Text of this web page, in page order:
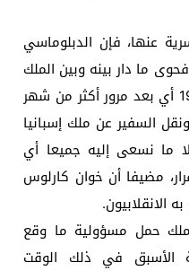
عنها، فإن الدبلوماسي
ما دار بينه وبين الملك
خوان كارلوس يوم 28 مارس 1981 أي بعد مرور أكثر من شهر
السفير عن ملك إسبانيا
ما نسعى إليه جميعا أي
مضيفا أن خوان كارلوس
الانقلابيون.
حمل مسؤولية ما وقع
الأسبق في ذلك الوقت